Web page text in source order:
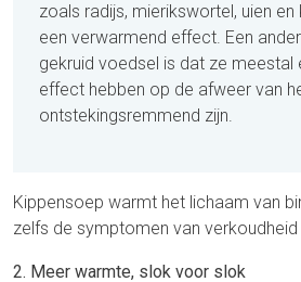
zoals radijs, mierikswortel, uien
een verwarmend effect. Een
gekruid voedsel is dat ze meestal
effect hebben op de afweer van
ontstekingsremmend zijn.
Kippensoep warmt het lichaam van
zelfs de symptomen van verkoudheid
2. Meer warmte, slok voor slok